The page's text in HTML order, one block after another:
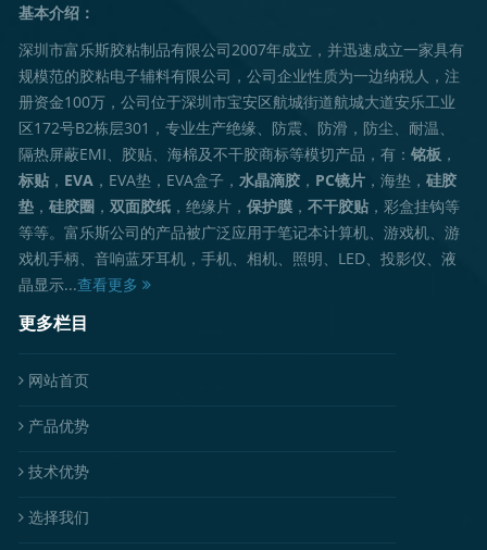
基本介绍：
深圳市富乐斯胶粘制品有限公司2007年成立，并迅速成立一家具有
规模范的胶粘电子辅料有限公司，公司企业性质为一边纳税人，注
册资金100万，公司位于深圳市宝安区航城街道航城大道安乐工业
区172号B2栋层301，专业生产绝缘、防震、防滑，防尘、耐温、
隔热屏蔽EMI、胶贴、海棉及不干胶商标等模切产品，有：铭板 ，
标贴 ， EVA ，EVA垫，EVA盒子， 水晶滴胶 ， PC镜片 ，海垫，硅胶
垫 ，硅胶圈 ，双面胶纸 ，绝缘片，保护膜 ，不干胶贴 ，彩盒挂钩等
等等。富乐斯公司的产品被广泛应用于笔记本计算机、游戏机、游
戏机手柄、音响蓝牙耳机，手机、相机、照明、LED、投影仪、液
晶显示...查看更多
更多栏目
网站首页
产品优势
技术优势
选择我们